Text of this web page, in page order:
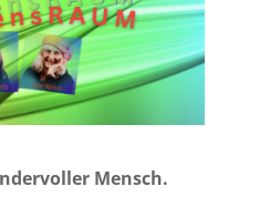
Mensch.